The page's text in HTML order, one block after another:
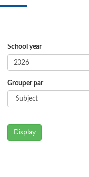
School year
Grouper par
Display